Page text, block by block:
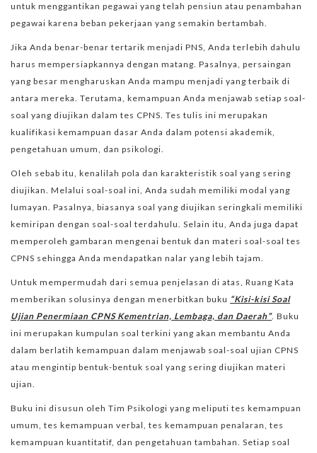
untuk menggantikan pegawai yang telah pensiun atau penambahan
pegawai karena beban pekerjaan yang semakin bertambah.
Jika Anda benar-benar tertarik menjadi PNS, Anda terlebih dahulu
harus mempersiapkannya dengan matang. Pasalnya, persaingan
yang besar mengharuskan Anda mampu menjadi yang terbaik di
antara mereka. Terutama, kemampuan Anda menjawab setiap soal-
soal yang diujikan dalam tes CPNS. Tes tulis ini merupakan
kualifikasi kemampuan dasar Anda dalam potensi akademik,
pengetahuan umum, dan psikologi.
Oleh sebab itu, kenalilah pola dan karakteristik soal yang sering
diujikan. Melalui soal-soal ini, Anda sudah memiliki modal yang
lumayan. Pasalnya, biasanya soal yang diujikan seringkali memiliki
kemiripan dengan soal-soal terdahulu. Selain itu, Anda juga dapat
memperoleh gambaran mengenai bentuk dan materi soal-soal tes
CPNS sehingga Anda mendapatkan nalar yang lebih tajam.
Untuk mempermudah dari semua penjelasan di atas, Ruang Kata
memberikan solusinya dengan menerbitkan buku “Kisi-kisi Soal
Ujian Penermiaan CPNS Kementrian, Lembaga, dan Daerah”. Buku
ini merupakan kumpulan soal terkini yang akan membantu Anda
dalam berlatih kemampuan dalam menjawab soal-soal ujian CPNS
atau mengintip bentuk-bentuk soal yang sering diujikan materi
ujian.
Buku ini disusun oleh Tim Psikologi yang meliputi tes kemampuan
umum, tes kemampuan verbal, tes kemampuan penalaran, tes
kemampuan kuantitatif, dan pengetahuan tambahan. Setiap soal